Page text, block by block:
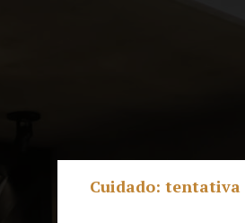
Cuidado: tentativa